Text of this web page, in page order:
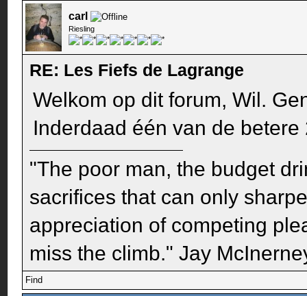
carl
Riesling
RE: Les Fiefs de Lagrange
Welkom op dit forum, Wil.
Inderdaad één van de betere
"The poor man, the budget
sacrifices that can only
appreciation of competing
miss the climb." Jay
Find